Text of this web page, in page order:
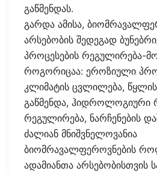
გაწმენდას.
გარდა ამისა,
არსებობის შედეგად
პროცესების რეგულირება-
როგორიცაა: ეროზიული
კლიმატის ცვლილება,
გაწმენდა, ჰიდროლოგიური
რეგულირება, ნარჩენების
ძალიან მნიშვნელოვანია
ბიომრავალფეროვნების
ადამიანთა არსებობისთვის